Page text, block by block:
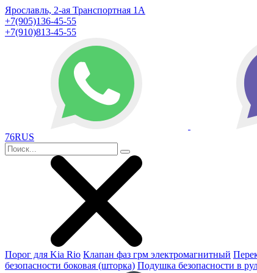
Ярославль, 2-ая Транспортная 1А
+7(905)136-45-55
+7(910)813-45-55
76RUS
Порог для Kia Rio Клапан фаз грм электромагнитный
безопасности боковая (шторка) Подушка безопасности в